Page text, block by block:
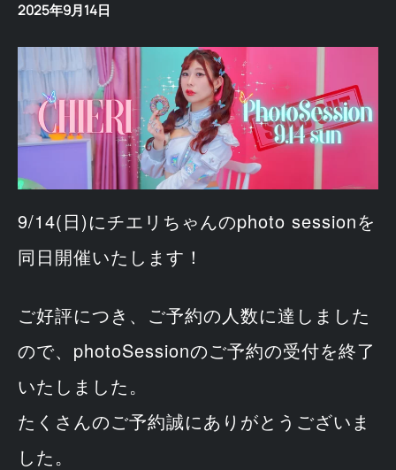
2025年9月14日
9/14(日)にチエリちゃんのphoto sessionを
同日開催いたします！
ご好評につき、ご予約の人数に達しました
ので、photoSessionのご予約の受付を終了
いたしました。
たくさんのご予約誠にありがとうございま
した。